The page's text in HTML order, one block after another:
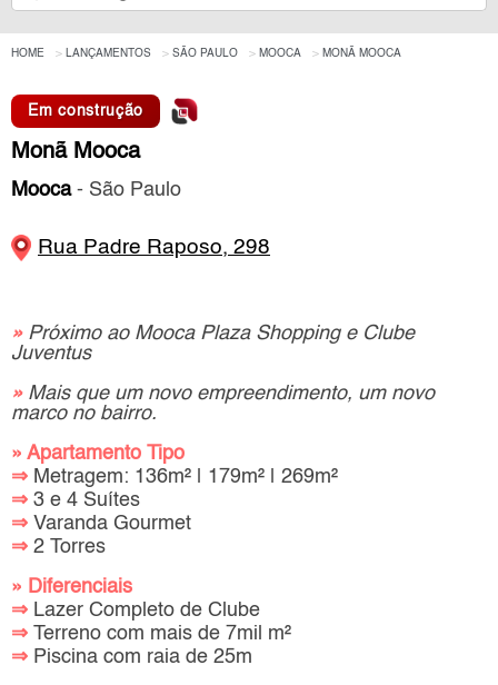
HOME LANÇAMENTOS SÃO PAULO MOOCA MONÃ MOOCA
Em construção
Monã Mooca
Mooca- São Paulo
Rua Padre Raposo, 298
» Próximo ao Mooca Plaza Shopping e Clube
Juventus
» Mais que um novo empreendimento, um novo
marco no bairro.
» Apartamento Tipo
⇒ Metragem: 136m² | 179m² | 269m²
⇒ 3 e 4 Suítes
⇒ Varanda Gourmet
⇒ 2 Torres
» Diferenciais
⇒ Lazer Completo de Clube
⇒ Terreno com mais de 7mil m²
⇒ Piscina com raia de 25m